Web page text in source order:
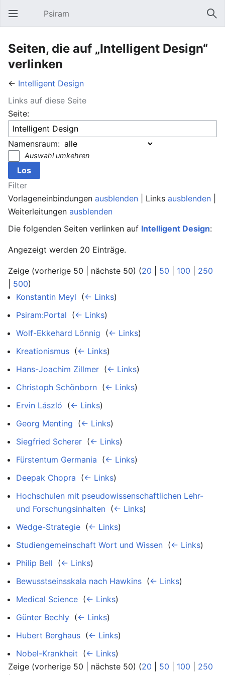
Hauptmenü öffnen Psiram
Seiten, die auf „Intelligent Design“
verlinken
← Intelligent Design
Links auf diese Seite
Seite:
Namensraum:
Auswahl umkehren
Filter
Vorlageneinbindungen ausblenden | Links ausblenden
Weiterleitungen ausblenden
Die folgenden Seiten verlinken auf Intelligent Design:
Angezeigt werden 20 Einträge.
Zeige (vorherige 50 | nächste 50) (20 50 100
250
500)
Konstantin Meyl (← Links)
Psiram:Portal (← Links)
Wolf-Ekkehard Lönnig (← Links)
Kreationismus (← Links)
Hans-Joachim Zillmer (← Links)
Christoph Schönborn (← Links)
Ervin László (← Links)
Georg Menting (← Links)
Siegfried Scherer (← Links)
Fürstentum Germania (← Links)
Deepak Chopra (← Links)
Hochschulen mit pseudowissenschaftlichen Lehr-
und Forschungsinhalten (← Links)
Wedge-Strategie (← Links)
Studiengemeinschaft Wort und Wissen (← Links)
Philip Bell (← Links)
Bewusstseinsskala nach Hawkins (← Links)
Medical Science (← Links)
Günter Bechly (← Links)
Hubert Berghaus (← Links)
Nobel-Krankheit (← Links)
Zeige (vorherige 50 | nächste 50) (20 50 100
250